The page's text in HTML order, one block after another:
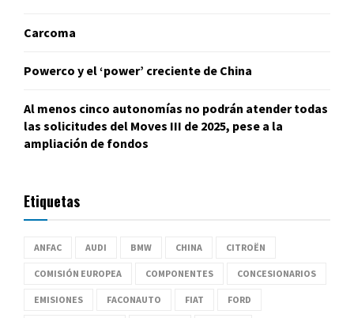
Carcoma
Powerco y el ‘power’ creciente de China
Al menos cinco autonomías no podrán atender todas
las solicitudes del Moves III de 2025, pese a la
ampliación de fondos
Etiquetas
ANFAC AUDI BMW CHINA CITROËN
COMISIÓN EUROPEA COMPONENTES CONCESIONARIOS
EMISIONES FACONAUTO FIAT FORD